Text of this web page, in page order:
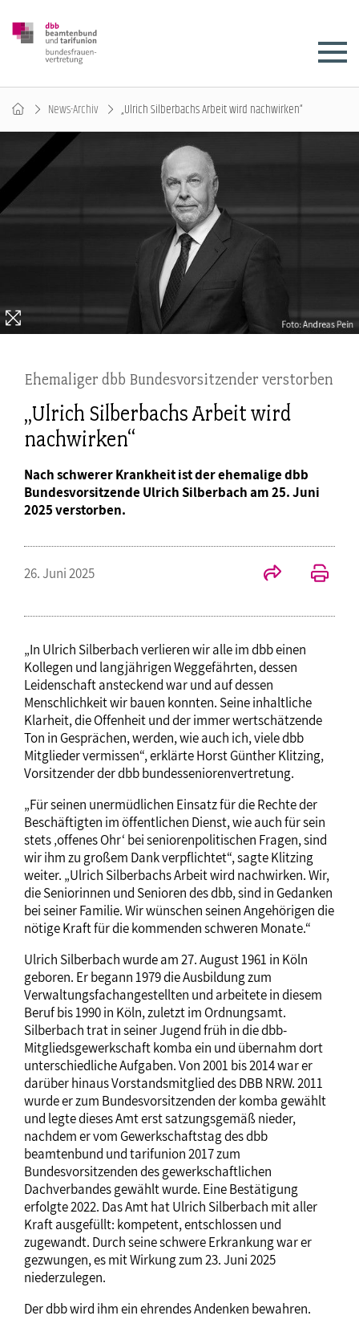
News-Archiv „Ulrich Silberbachs Arbeit wird nachwirken“
Ehemaliger dbb Bundesvorsitzender verstorben
„Ulrich Silberbachs Arbeit wird
nachwirken“
Nach schwerer Krankheit ist der ehemalige dbb
Bundesvorsitzende Ulrich Silberbach am 25. Juni
2025 verstorben.
26. Juni 2025
„In Ulrich Silberbach verlieren wir alle im dbb einen
Kollegen und langjährigen Weggefährten, dessen
Leidenschaft ansteckend war und auf dessen
Menschlichkeit wir bauen konnten. Seine inhaltliche
Klarheit, die Offenheit und der immer wertschätzende
Ton in Gesprächen, werden, wie auch ich, viele dbb
Mitglieder vermissen“, erklärte Horst Günther Klitzing,
Vorsitzender der dbb bundesseniorenvertretung.
„Für seinen unermüdlichen Einsatz für die Rechte der
Beschäftigten im öffentlichen Dienst, wie auch für sein
stets ‚offenes Ohr‘ bei seniorenpolitischen Fragen, sind
wir ihm zu großem Dank verpflichtet“, sagte Klitzing
weiter. „Ulrich Silberbachs Arbeit wird nachwirken. Wir,
die Seniorinnen und Senioren des dbb, sind in Gedanken
bei seiner Familie. Wir wünschen seinen Angehörigen die
nötige Kraft für die kommenden schweren Monate.“
Ulrich Silberbach wurde am 27. August 1961 in Köln
geboren. Er begann 1979 die Ausbildung zum
Verwaltungsfachangestellten und arbeitete in diesem
Beruf bis 1990 in Köln, zuletzt im Ordnungsamt.
Silberbach trat in seiner Jugend früh in die dbb-
Mitgliedsgewerkschaft komba ein und übernahm dort
unterschiedliche Aufgaben. Von 2001 bis 2014 war er
darüber hinaus Vorstandsmitglied des DBB NRW. 2011
wurde er zum Bundesvorsitzenden der komba gewählt
und legte dieses Amt erst satzungsgemäß nieder,
nachdem er vom Gewerkschaftstag des dbb
beamtenbund und tarifunion 2017 zum
Bundesvorsitzenden des gewerkschaftlichen
Dachverbandes gewählt wurde. Eine Bestätigung
erfolgte 2022. Das Amt hat Ulrich Silberbach mit aller
Kraft ausgefüllt: kompetent, entschlossen und
zugewandt. Durch seine schwere Erkrankung war er
gezwungen, es mit Wirkung zum 23. Juni 2025
niederzulegen.
Der dbb wird ihm ein ehrendes Andenken bewahren.